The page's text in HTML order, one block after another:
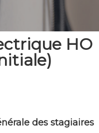
HO
des stagiaires